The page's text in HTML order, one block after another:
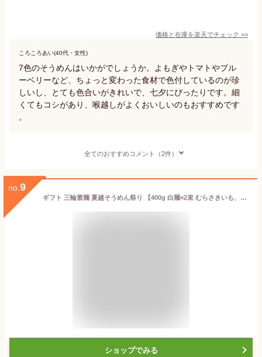
価格と在庫を楽天でチェック >>
ころころあい(40代・女性)
7色のそうめんはいかがでしょうか。よもぎやトマトやブル
ーベリーなど、ちょっと変わった食材で色付しているのが珍
しいし、とても色合いがきれいで、七夕にぴったりです。細
くてもコシがあり、喉越しがよくおいしいのもおすすめです
。
全てのおすすめコメント（2件）
no. 9
ギフト 三輪素麺 夏越そうめん祭り 【400g 白麺×2束 むらさきいも、さくら、しそ、ほうれんそう、かぼちゃ、にんじん 各50g×1束 合計8束 FF-10】 御中元 色麺 三輪そうめん キャラ弁 お弁当 七色 七夕 そうめん流し
ショップでみる